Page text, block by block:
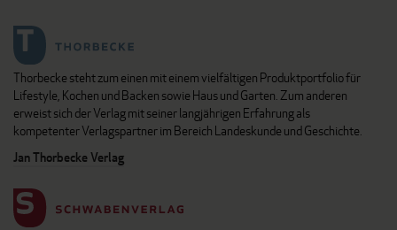
Thorbecke steht zum einen mit einem vielfältigen Produktportfolio für
Lifestyle, Kochen und Backen sowie Haus und Garten. Zum anderen
erweist sich der Verlag mit seiner langjährigen Erfahrung als
kompetenter Verlagspartner im Bereich Landeskunde und Geschichte.
Jan Thorbecke Verlag